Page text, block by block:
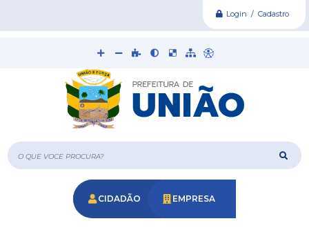
Login / Cadastro
O que voce procura?
CIDADÃO EMPRESA